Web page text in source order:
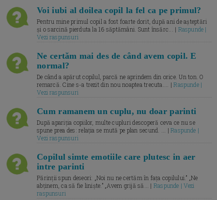
Voi iubi al doilea copil la fel ca pe primul?
Pentru mine primul copil a fost foarte dorit, după ani de așteptări
și o sarcină pierduta la 16 săptămâni. Sunt însărc... | Raspunde |
Vezi raspunsuri
Ne certăm mai des de când avem copil. E
normal?
De când a apărut copilul, parcă ne aprindem din orice. Un ton. O
remarcă. Cine s-a trezit din nou noaptea trecuta.... |Raspunde |
Vezi raspunsuri
Cum ramanem un cuplu, nu doar parinti
După apariția copiilor, multe cupluri descoperă ceva ce nu se
spune prea des: relația se mută pe plan secund. ... |Raspunde |
Vezi raspunsuri
Copilul simte emotiile care plutesc in aer
intre parinti
Părinții spun deseori: „Noi nu ne certăm în fața copilului.” „Ne
abținem, ca să fie liniște.” „Avem grijă să... | Raspunde | Vezi
raspunsuri